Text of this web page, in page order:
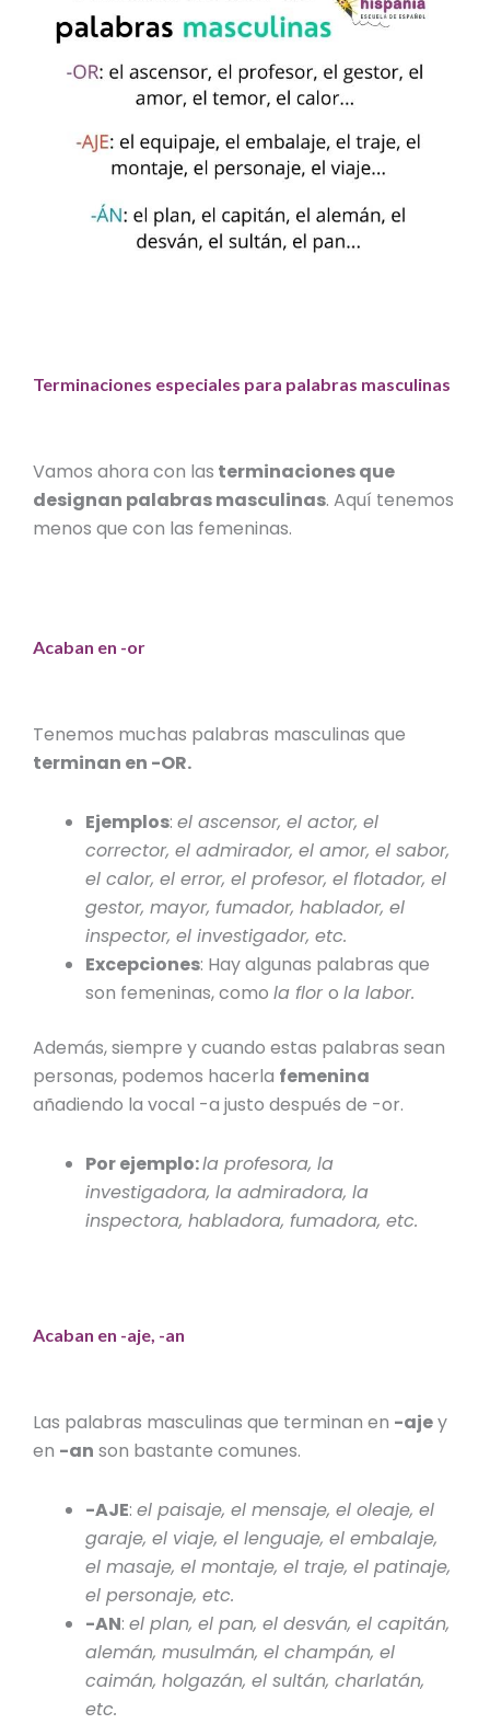
Terminaciones especiales para palabras masculinas
Vamos ahora con las terminaciones que
designan palabras masculinas. Aquí tenemos
menos que con las femeninas.
Acaban en -or
Tenemos muchas palabras masculinas que
terminan en -OR.
Ejemplos:el ascensor, el actor, el
corrector, el admirador, el amor, el sabor,
el calor, el error, el profesor, el flotador, el
gestor, mayor, fumador, hablador, el
inspector, el investigador, etc.
Excepciones: Hay algunas palabras que
son femeninas, comola florola labor.
Además, siempre y cuando estas palabras sean
personas, podemos hacerla femenina
añadiendo la vocal -a justo después de -or.
Por ejemplo:la profesora, la
investigadora, la admiradora, la
inspectora, habladora, fumadora, etc.
Acaban en -aje, -an
Las palabras masculinas que terminan en -ajey
en -an son bastante comunes.
-AJE:el paisaje, el mensaje, el oleaje, el
garaje, el viaje, el lenguaje, el embalaje,
el masaje, el montaje, el traje, el patinaje,
el personaje, etc.
-AN:el plan, el pan, el desván, el capitán,
alemán, musulmán, el champán, el
caimán, holgazán, el sultán, charlatán,
etc.